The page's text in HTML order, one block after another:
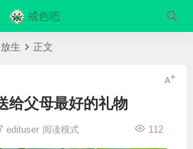
戒色吧
生 正文
父母最好的礼物
edituser 112
阅读模式